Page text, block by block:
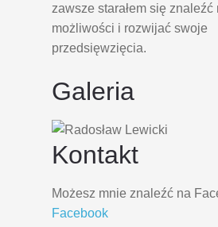
zawsze starałem się znaleźć
możliwości i rozwijać swoje
przedsięwzięcia.
Galeria
Kontakt
Możesz mnie znaleźć na
Facebook